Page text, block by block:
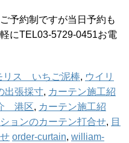
予約制ですが当日予約も
にTEL03-5729-0451お電
リス いちご泥棒, ウイリ
出張採寸, カーテン施工紹
港区, カーテン施工紹
ョンのカーテン打合せ, 目
order-curtain, william-